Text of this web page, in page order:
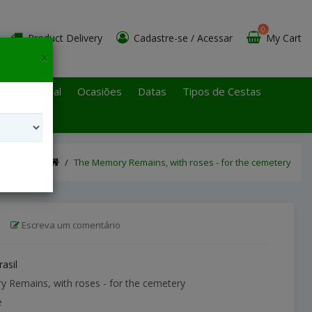
Product Delivery Cadastre-se / Acessar My Cart
0
Paulo Litoral Ocasiões Datas
Tipos de Cestas
The Memory Remains, with roses - for the cemetery
Escreva um comentário
Remains, with roses - for the cemetery
×